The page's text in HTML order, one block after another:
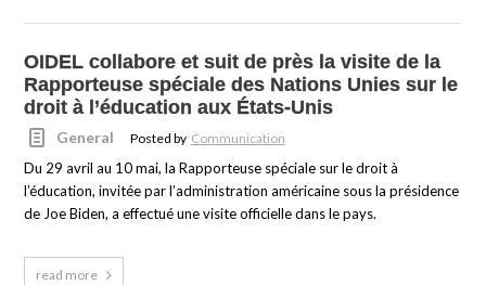
OIDEL collabore et suit de près la visite de la
Rapporteuse spéciale des Nations Unies sur le
droit à l’éducation aux États-Unis
General Posted by Communication
Du 29 avril au 10 mai, la Rapporteuse spéciale sur le droit à
l’éducation, invitée par l’administration américaine sous la présidence
de Joe Biden, a effectué une visite officielle dans le pays.
read more